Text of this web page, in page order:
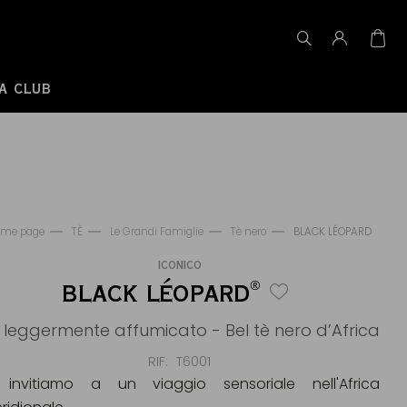
CLUB
page TÈ Le Grandi Famiglie Tè nero BLACK LÉOPARD
ICONICO
BLACK LÉOPARD®
leggermente affumicato - Bel tè nero d’Africa
RIF T6001
a un viaggio sensoriale nell'Africa